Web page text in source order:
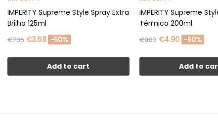
IMPERITY Supreme Style Spray Extra
Brilho 125ml
€7.36 €3.68 -50%
Add to cart
IMPERITY Supreme
Térmico 200ml
€9.80 €4.90 -50%
Add to